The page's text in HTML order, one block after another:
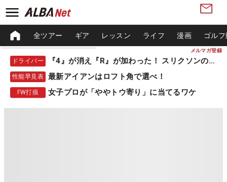
メルマガ登録
全ツアー ギア レッスン ライフ 漫画 ゴル
ドライバー 『4』が消え『R』が加わった！ スリクソンの新作
性能早見表 最新アイアンはロフト角で選べ！
FW打痕 女子プロが「ややトウ寄り」に当てるワケ